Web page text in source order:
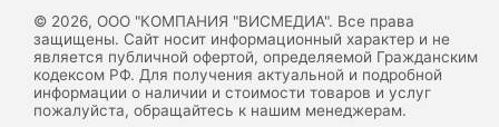
© 2026, ООО "КОМПАНИЯ "ВИСМЕДИА". Все права
защищены. Сайт носит информационный характер и не
является публичной офертой, определяемой Гражданским
кодексом РФ. Для получения актуальной и подробной
информации о наличии и стоимости товаров и услуг
пожалуйста, обращайтесь к нашим менеджерам.